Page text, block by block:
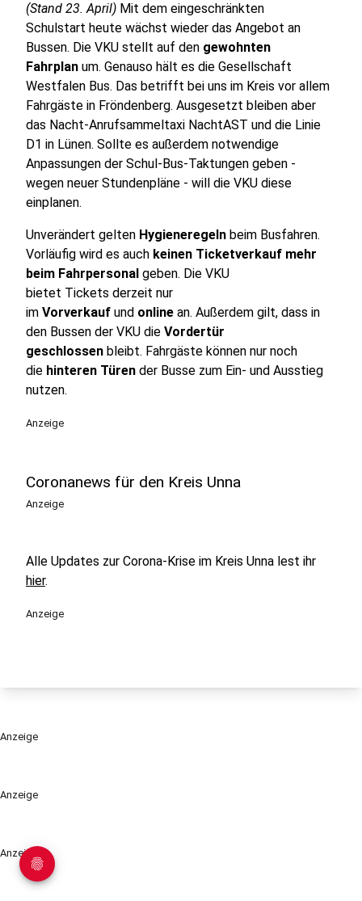
Anzeige
Anzeige
(Stand 23. April) Mit dem eingeschränkten
Schulstart heute wächst wieder das Angebot an
Bussen. Die VKU stellt auf den gewohnten
Fahrplan um. Genauso hält es die Gesellschaft
Westfalen Bus. Das betrifft bei uns im Kreis vor allem
Fahrgäste in Fröndenberg. Ausgesetzt bleiben aber
das Nacht-Anrufsammeltaxi NachtAST und die Linie
D1 in Lünen. Sollte es außerdem notwendige
Anpassungen der Schul-Bus-Taktungen geben -
wegen neuer Stundenpläne - will die VKU diese
einplanen.
Unverändert gelten Hygieneregeln beim Busfahren.
Vorläufig wird es auch keinen Ticketverkauf mehr
beim Fahrpersonal geben. Die VKU
bietet Tickets derzeit nur
im Vorverkauf und online an. Außerdem gilt, dass in
den Bussen der VKU die Vordertür
geschlossen bleibt. Fahrgäste können nur noch
die hinteren Türen der Busse zum Ein- und Ausstieg
nutzen.
Anzeige
Coronanews für den Kreis Unna
Anzeige
Alle Updates zur Corona-Krise im Kreis Unna lest ihr
hier.
Anzeige
Anzeige